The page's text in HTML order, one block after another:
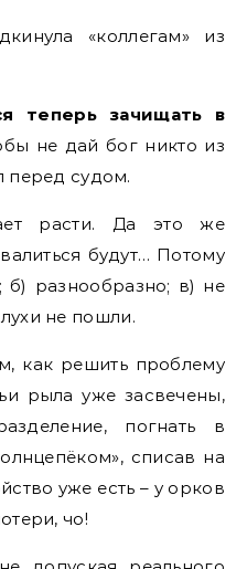
«коллегам» из
теперь зачищать в
не дай бог никто из
перед судом.
расти. Да это же
будут… Потому
б) разнообразно; в) не
не пошли.
как решить проблему
рыла уже засвечены,
погнать в
списав на
уже есть – у орков
чо!